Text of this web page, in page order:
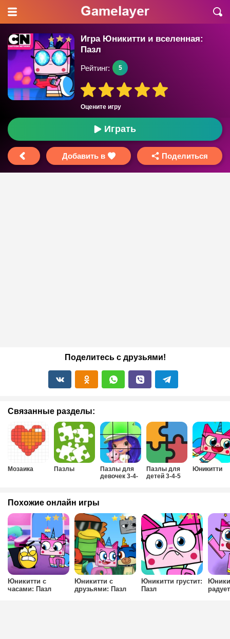
Игра Юникитти и вселенная:
Пазл
Оцените игру
Рейтинг: 5
Играть
Добавить в Поделиться
Поделитесь с друзьями!
Связанные разделы:
Мозаика Пазлы
Пазлы для
девочек 3-4-
Пазлы для
детей 3-4-5
Юникитти
Похожие онлайн игры
Юникитти с
часами: Пазл
Юникитти с
друзьями: Пазл
Юникитти грустит:
Пазл